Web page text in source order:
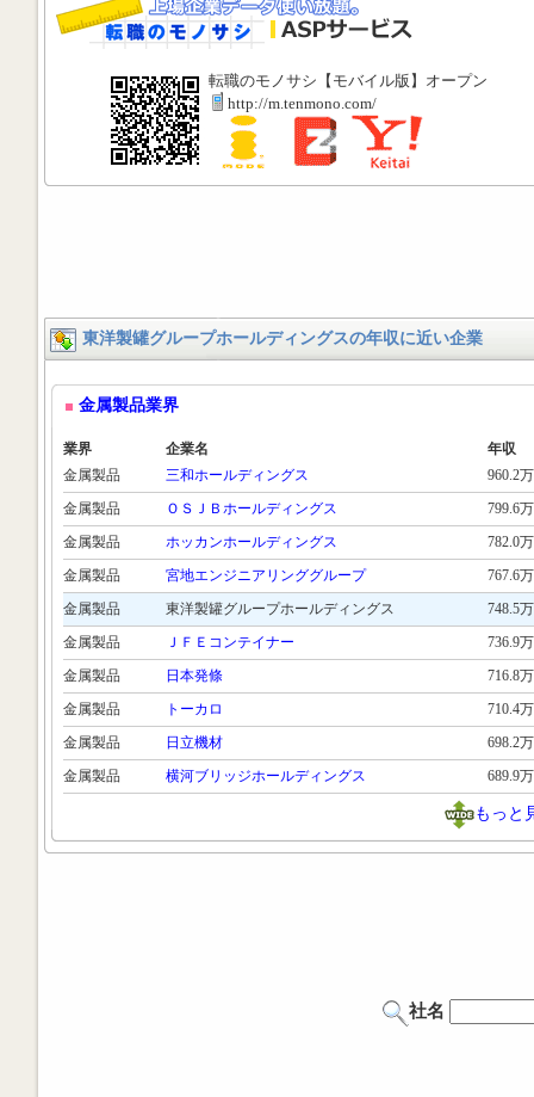
転職のモノサシ【モバイル版】オープン
http://m.tenmono.com/
東洋製罐グループホールディングスの年収に近い企業
金属製品業界
業界 企業名
年収
金属製品
三和ホールディングス
960.2万
金属製品
ＯＳＪＢホールディングス
799.6万
金属製品
ホッカンホールディングス
782.0万
金属製品
宮地エンジニアリンググループ
767.6万
金属製品
東洋製罐グループホールディングス
748.5万
金属製品
ＪＦＥコンテイナー
736.9万
金属製品
日本発條
716.8万
金属製品
トーカロ
710.4万
金属製品
日立機材
698.2万
金属製品
横河ブリッジホールディングス 689.9万
もっと
社名